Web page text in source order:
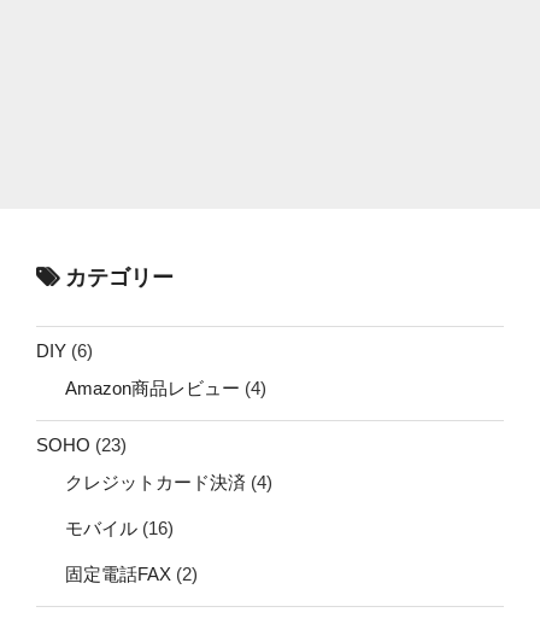
カテゴリー
DIY (6)
Amazon商品レビュー (4)
SOHO (23)
クレジットカード決済 (4)
モバイル (16)
固定電話FAX (2)